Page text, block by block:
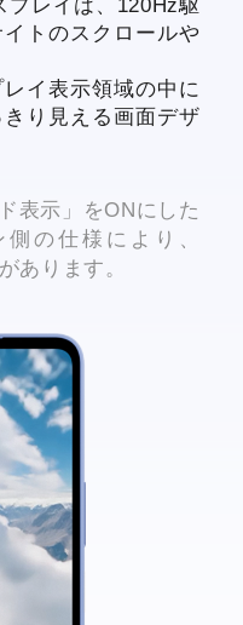
プレイは、120Hz駆
トのスクロールや
イ表示領域の中に
り見える画面デザ
表示」をONにした
の仕様により、
あります。